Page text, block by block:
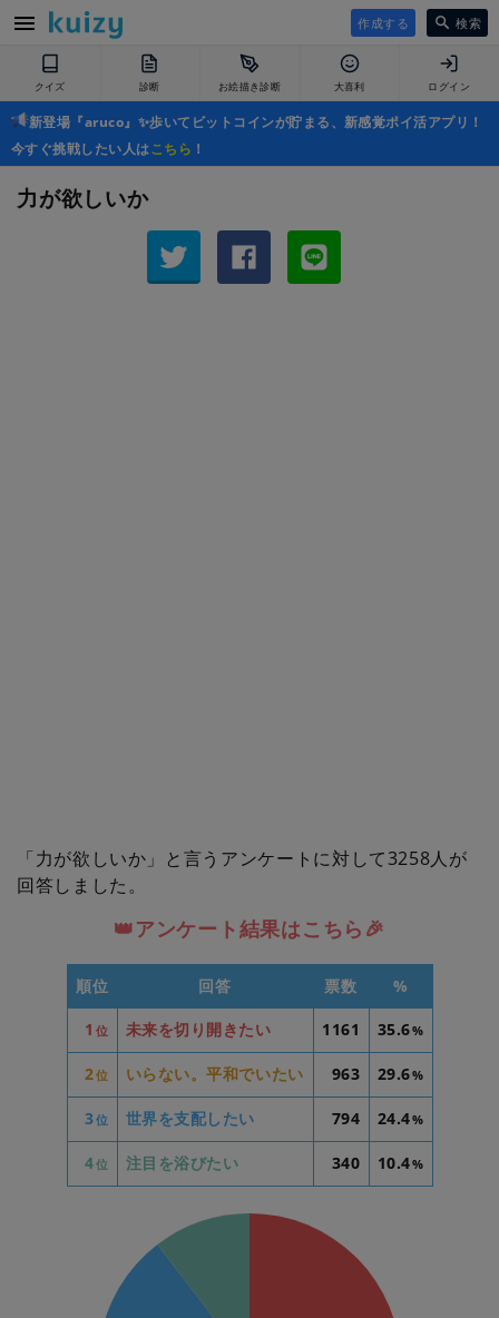
作成する 検索
クイズ 診断 お絵描き診断 大喜利 ログイン
新登場『aruco』✨歩いてビットコインが貯まる、新感覚ポイ活アプリ！
今すぐ挑戦したい人はこちら ！
力が欲しいか
「力が欲しいか」と言うアンケートに対して3258人が
回答しました。
👑アンケート結果はこちら🎉
順位 回答 票数 %
1 位 未来を切り開きたい 1161 35.6%
2位 いらない。平和でいたい 963 29.6%
3位 世界を支配したい 794 24.4%
4位 注目を浴びたい 340 10.4%